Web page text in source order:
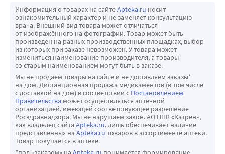
Информация о товарах на сайтеApteka.ru носит
ознакомительный характер и не заменяет консультацию
врача. Внешний вид товара может отличаться
от изображённого на фотографии. Товар может быть
произведен на разных производственных площадках, выбор
из которых при заказе невозможен. У товара может
измениться наименование производителя, а товары
со старым наименованием могут быть в заказе.
Мы не продаем товары на сайте и не доставляем заказы*
на дом. Дистанционная продажа медикаментов (в том числе
с доставкой на дом) в соответствии с Постановлением
Правительства может осуществляться аптечной
организацией, имеющей соответствующее разрешение
Росздравнадзора. Мы не нарушаем закон. АО НПК «Катрен»,
как владелец сайта Apteka.ru, лишь обеспечивает наличие
представленных на Apteka.ru товаров в ассортименте аптеки.
Товар покупается в аптеке.